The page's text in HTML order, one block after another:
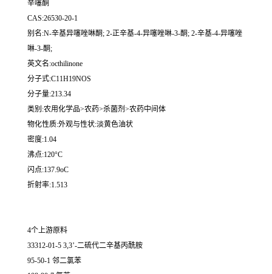
辛噻酮
CAS:26530-20-1
别名:N-辛基异噻唑啉酮; 2-正辛基-4-异噻唑啉-3-酮; 2-辛基-4-异噻唑
啉-3-酮;
英文名:octhilinone
分子式:C11H19NOS
分子量:213.34
类别:农用化学品>农药>杀菌剂>农药中间体
物化性质:外观与性状:淡黄色油状
密度:1.04
沸点:120°C
闪点:137.9oC
折射率:1.513
4个上游原料
33312-01-5 3,3’-二硫代二辛基丙酰胺
95-50-1 邻二氯苯